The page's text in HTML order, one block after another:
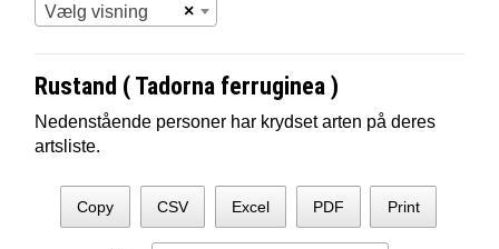
×
Vælg visning
Rustand ( Tadorna ferruginea )
Nedenstående personer har krydset arten på deres
artsliste.
Copy CSV Excel PDF Print